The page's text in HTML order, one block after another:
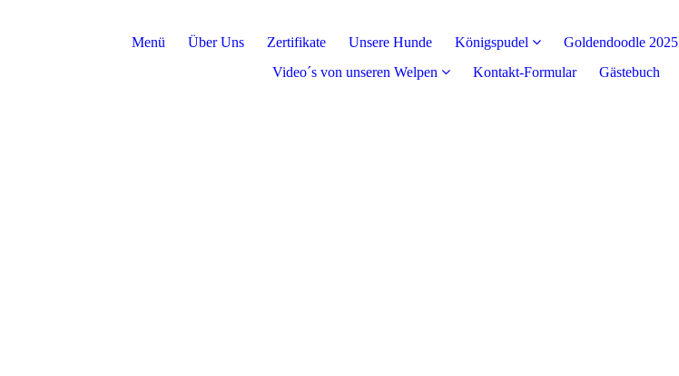
Menü Über Uns Zertifikate Unsere Hunde Königspudel Goldendoodle 2025
Video´s von unseren Welpen
Kontakt-Formular Gästebuch